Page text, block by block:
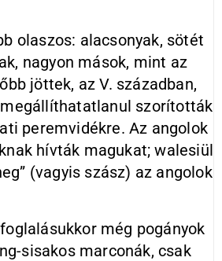
olaszos: alacsonyak, sötét
nagyon mások, mint az
jöttek, az V. században,
szorították
peremvidékre. Az angolok
hívták magukat; walesiül
(vagyis szász) az angolok
még pogányok
sisakos marconák, csak